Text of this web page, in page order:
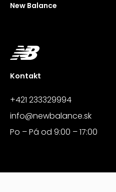
New Balance
Kontakt
+421 233329994
info@newbalance.sk
Po – Pá od 9:00 – 17:00